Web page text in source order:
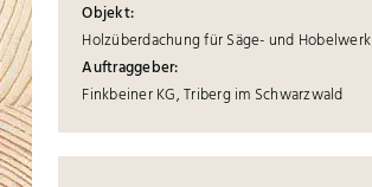
Objekt:
Holzüberdachung für Säge- und Hobelwerk
Auftraggeber:
Finkbeiner KG, Triberg im Schwarzwald